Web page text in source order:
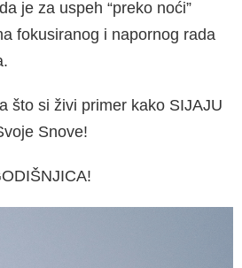
je za uspeh “preko noći”
fokusiranog i napornog rada
što si živi primer kako SIJAJU
Snove!